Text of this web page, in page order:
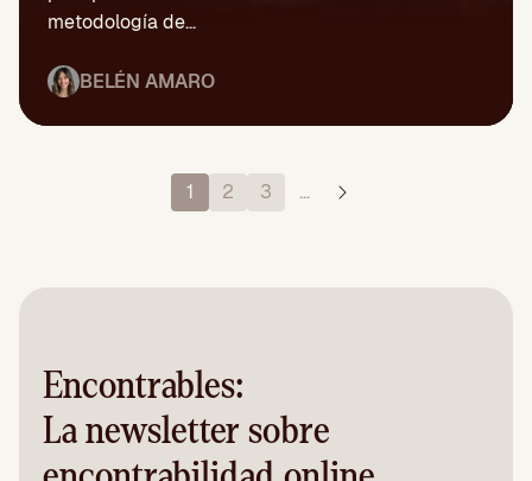
metodología de...
BELÉN AMARO
1 2 3 …
Encontrables:
La newsletter sobre